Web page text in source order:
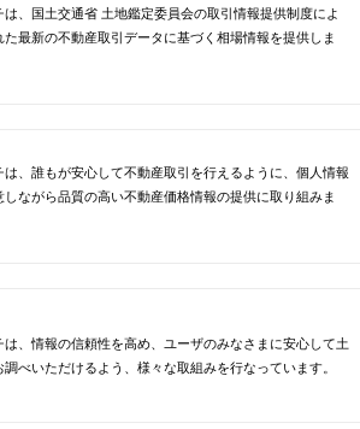
は、国土交通省 土地鑑定委員会の取引情報提供制度によ
た最新の不動産取引データに基づく相場情報を提供しま
は、誰もが安心して不動産取引を行えるように、個人情報
しながら品質の高い不動産価格情報の提供に取り組みま
は、情報の信頼性を高め、ユーザのみなさまに安心して土
べいただけるよう、様々な取組みを行なっています。